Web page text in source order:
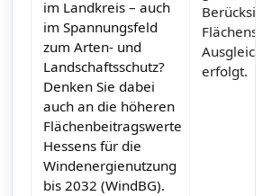
im Landkreis – auch
im Spannungsfeld
zum Arten- und
Landschaftsschutz?
Denken Sie dabei
auch an die höheren
Flächenbeitragswerte
Hessens für die
Windenergienutzung
bis 2032 (WindBG).
erfolgt.